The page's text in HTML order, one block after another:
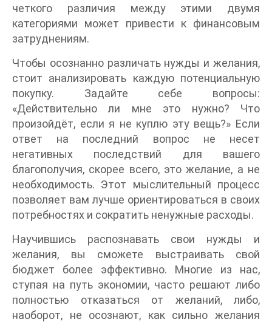
четкого различия между этими двумя
категориями может привести к финансовым
затруднениям.
Чтобы осознанно различать нужды и желания,
стоит анализировать каждую потенциальную
покупку. Задайте себе вопросы:
«Действительно ли мне это нужно? Что
произойдёт, если я не куплю эту вещь?» Если
ответ на последний вопрос не несет
негативных последствий для вашего
благополучия, скорее всего, это желание, а не
необходимость. Этот мыслительный процесс
позволяет вам лучше ориентироваться в своих
потребностях и сократить ненужные расходы.
Научившись распознавать свои нужды и
желания, вы сможете выстраивать свой
бюджет более эффективно. Многие из нас,
ступая на путь экономии, часто решают либо
полностью отказаться от желаний, либо,
наоборот, не осознают, как сильно желания